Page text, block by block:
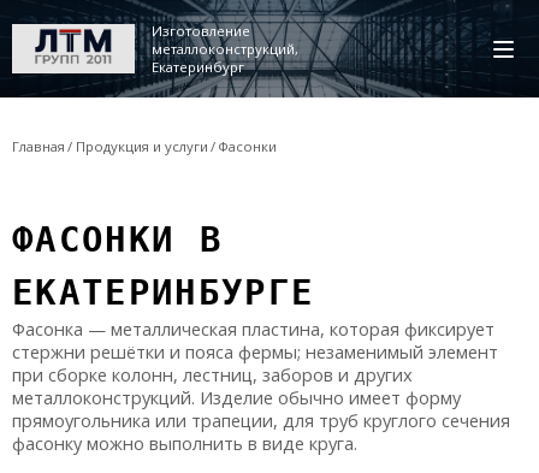
Изготовление
металлоконструкций,
Екатеринбург
Главная Продукция и услуги Фасонки
ФАСОНКИ В
ЕКАТЕРИНБУРГЕ
Фасонка — металлическая пластина, которая фиксирует
стержни решётки и пояса фермы; незаменимый элемент
при сборке колонн, лестниц, заборов и других
металлоконструкций. Изделие обычно имеет форму
прямоугольника или трапеции, для труб круглого сечения
фасонку можно выполнить в виде круга.